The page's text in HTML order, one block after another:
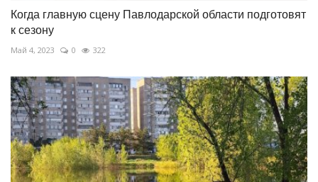
Когда главную сцену Павлодарской области подготовят
к сезону
Май 4, 2023 0 322